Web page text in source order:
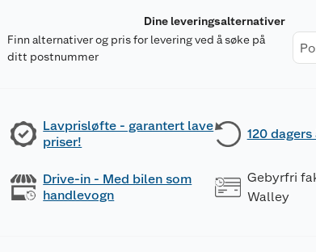
Dine leveringsalternativer
Finn alternativer og pris for levering ved å søke på
ditt postnummer
Lavprisløfte - garantert lave
priser!
120
Drive-in - Med bilen som
handlevogn
Gebyrfri
Walley